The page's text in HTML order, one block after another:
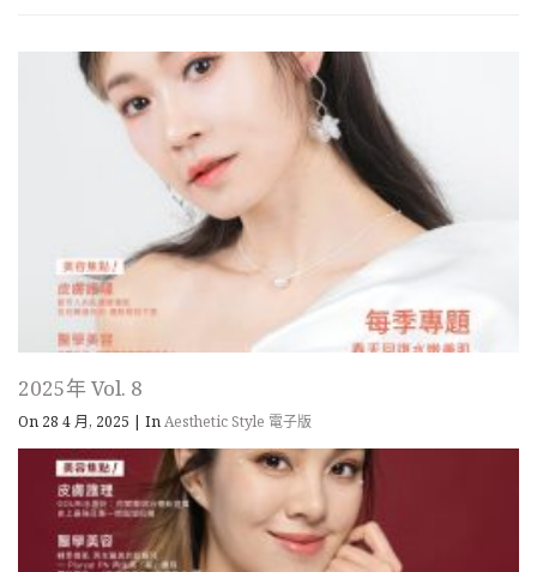
2025年 Vol. 8
On 28 4 月, 2025 | InAesthetic Style 電子版